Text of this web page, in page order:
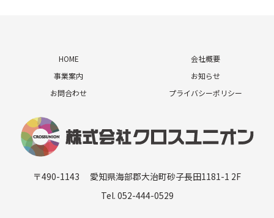
HOME
会社概要
事業案内
お知らせ
お問合わせ
プライバシーポリシー
〒490-1143 愛知県海部郡大治町砂子長田1181-1 2F
Tel. 052-444-0529